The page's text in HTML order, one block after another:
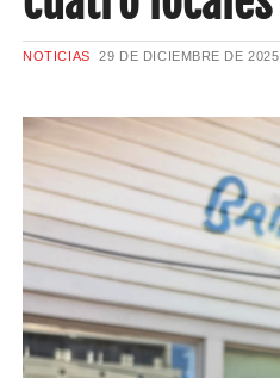
NOTICIAS 29 DE DICIEMBRE DE 2025